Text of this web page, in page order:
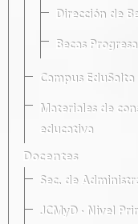
Dirección de
Becas
Campus EduSalta
Materiales de
educativa
Docentes
Sec. de
JCMyD · Nivel